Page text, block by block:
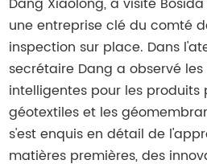
une entreprise clé du comté
inspection sur place. Dans
secrétaire Dang a observé
intelligentes pour les
géotextiles et les
s'est enquis en détail de
matières premières, des